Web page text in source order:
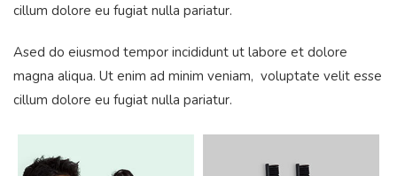
cillum dolore eu fugiat nulla pariatur.
Ased do eiusmod tempor incididunt ut labore et dolore
magna aliqua. Ut enim ad minim veniam, voluptate velit esse
cillum dolore eu fugiat nulla pariatur.